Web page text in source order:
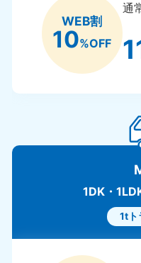
WEB割
10%OFF
通
1DK・
1tト